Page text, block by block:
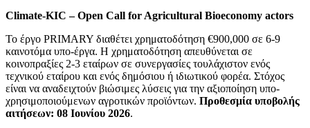
Climate-KIC – Open Call for Agricultural Bioeconomy actors
Το έργο PRIMARY διαθέτει χρηματοδότηση €900,000 σε 6-9
καινοτόμα υπο-έργα. Η χρηματοδότηση απευθύνεται σε
κοινοπραξίες 2-3 εταίρων σε συνεργασίες τουλάχιστον ενός
τεχνικού εταίρου και ενός δημόσιου ή ιδιωτικού φορέα. Στόχος
είναι να αναδειχτούν βιώσιμες λύσεις για την αξιοποίηση υπο-
χρησιμοποιούμενων αγροτικών προϊόντων. Προθεσμία υποβολής
αιτήσεων: 08 Ιουνίου 2026.